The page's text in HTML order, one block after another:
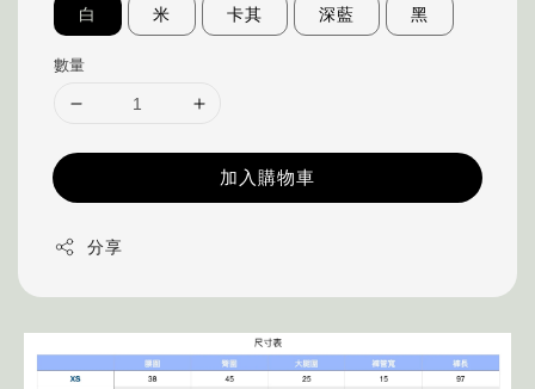
白 米 卡其 深藍 黑
數量
加入購物車
分享